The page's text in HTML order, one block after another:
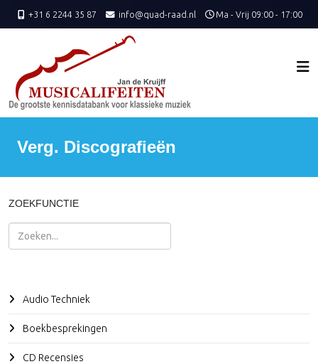
+31 6 2244 35 87 info@quad-raad.nl Ma - Vrij 09:00 - 17:00
Verg. Discografieën
ZOEKFUNCTIE
Zoeken
Audio Techniek
Boekbesprekingen
CD Recensies